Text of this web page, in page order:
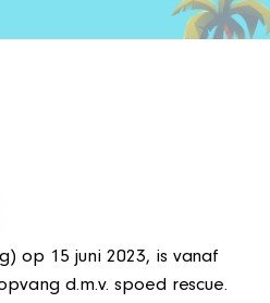
op 15 juni 2023, is vanaf
d.m.v. spoed rescue.